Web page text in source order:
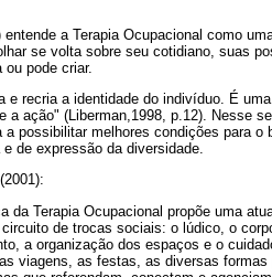
a Terapia Ocupacional como
se volta sobre seu cotidiano, suas
pode criar.
e recria a identidade do indivíduo. É
a ação" (Liberman,1998, p.12). Nesse
possibilitar melhores condições para o
de expressão da diversidade.
da Terapia Ocupacional propõe uma
de trocas sociais: o lúdico, o
a organização dos espaços e o
viagens, as festas, as diversas